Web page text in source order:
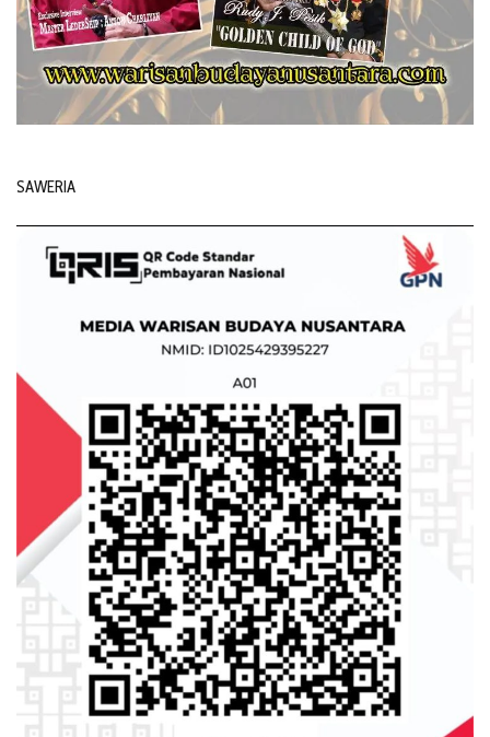
SAWERIA